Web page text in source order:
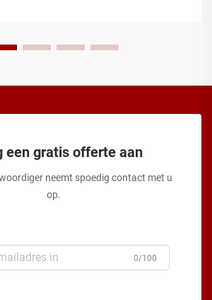
een gratis offerte aan
neemt spoedig contact met u
op.
0/100